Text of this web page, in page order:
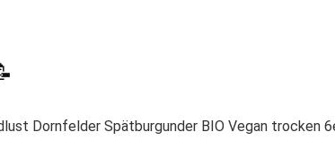
Dornfelder Spätburgunder BIO Vegan trocken